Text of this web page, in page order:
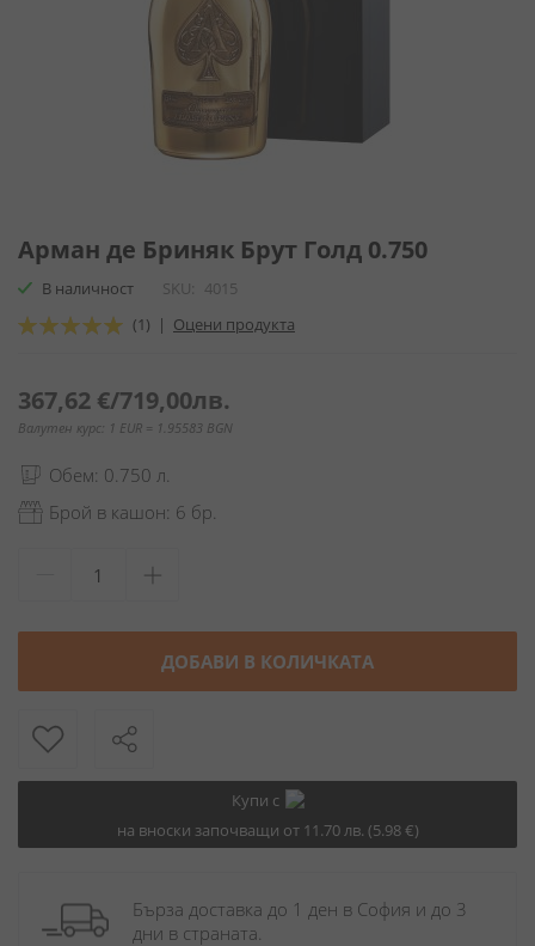
към
началото
на
галерия
със
Арман де Бриняк Брут Голд 0.750
В наличност SKU
4015
Оценка:
(1) | Оцени продукта
367,62 €/719,00лв.
Валутен курс: 1 EUR = 1.95583 BGN
Обем: 0.750 л.
Брой в кашон: 6 бр.
ДОБАВИ В КОЛИЧКАТА
Купи с
на вноски започващи от 11.70 лв. (5.98 €)
Бърза доставка до 1 ден в София и до 3
дни в страната.